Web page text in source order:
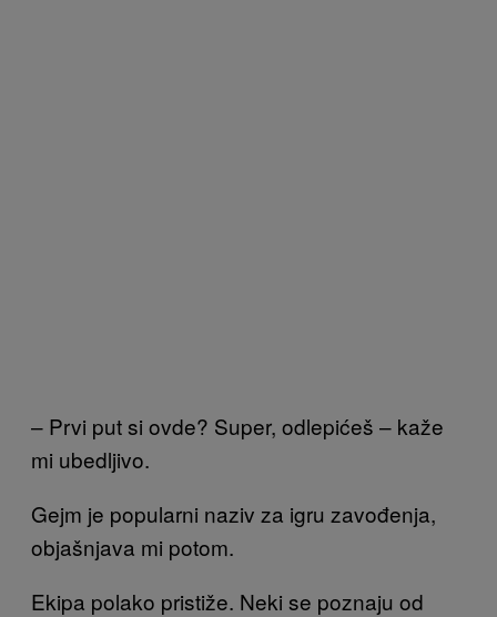
– Prvi put si ovde? Super, odlepićeš – kaže
mi ubedljivo.
Gejm je popularni naziv za igru zavođenja,
objašnjava mi potom.
Ekipa polako pristiže. Neki se poznaju od